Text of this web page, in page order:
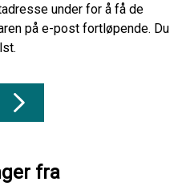
under for å få de
på e-post fortløpende. Du
fra